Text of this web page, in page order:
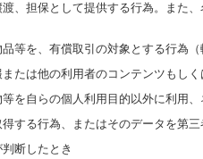
、担保として提供する行為。また
等を、有償取引の対象とする行為
たは他の利用者のコンテンツもし
を自らの個人利用目的以外に利用
する行為、またはそのデータを第
断したとき